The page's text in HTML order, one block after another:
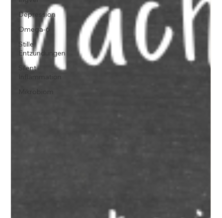
Depression
Omega-6
Stille
Entzündungen
Silent
Inflammation